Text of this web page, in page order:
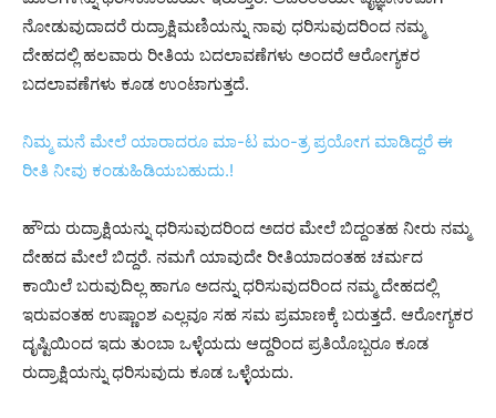
ನೋಡುವುದಾದರೆ ರುದ್ರಾಕ್ಷಿಮಣಿಯನ್ನು ನಾವು ಧರಿಸುವುದರಿಂದ ನಮ್ಮ
ದೇಹದಲ್ಲಿ ಹಲವಾರು ರೀತಿಯ ಬದಲಾವಣೆಗಳು ಅಂದರೆ ಆರೋಗ್ಯಕರ
ಬದಲಾವಣೆಗಳು ಕೂಡ ಉಂಟಾಗುತ್ತದೆ.
ನಿಮ್ಮ ಮನೆ ಮೇಲೆ ಯಾರಾದರೂ ಮಾ-ಟ ಮಂ-ತ್ರ ಪ್ರಯೋಗ ಮಾಡಿದ್ದರೆ ಈ
ರೀತಿ ನೀವು ಕಂಡುಹಿಡಿಯಬಹುದು.!
ಹೌದು ರುದ್ರಾಕ್ಷಿಯನ್ನು ಧರಿಸುವುದರಿಂದ ಅದರ ಮೇಲೆ ಬಿದ್ದಂತಹ ನೀರು ನಮ್ಮ
ದೇಹದ ಮೇಲೆ ಬಿದ್ದರೆ. ನಮಗೆ ಯಾವುದೇ ರೀತಿಯಾದಂತಹ ಚರ್ಮದ
ಕಾಯಿಲೆ ಬರುವುದಿಲ್ಲ ಹಾಗೂ ಅದನ್ನು ಧರಿಸುವುದರಿಂದ ನಮ್ಮ ದೇಹದಲ್ಲಿ
ಇರುವಂತಹ ಉಷ್ಣಾಂಶ ಎಲ್ಲವೂ ಸಹ ಸಮ ಪ್ರಮಾಣಕ್ಕೆ ಬರುತ್ತದೆ. ಆರೋಗ್ಯಕರ
ದೃಷ್ಟಿಯಿಂದ ಇದು ತುಂಬಾ ಒಳ್ಳೆಯದು ಆದ್ದರಿಂದ ಪ್ರತಿಯೊಬ್ಬರೂ ಕೂಡ
ರುದ್ರಾಕ್ಷಿಯನ್ನು ಧರಿಸುವುದು ಕೂಡ ಒಳ್ಳೆಯದು.